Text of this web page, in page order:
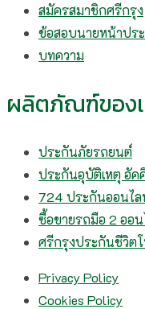
สมัครสมาชิกศรีกรุง
ข้อสอบนายหน้าปร
บทความ
ผลิตภัณฑ์ของเ
ประกันภัยรถยนต์
ประกันอุบัติเหตุ อัค
724 ประกันออนไ
ซื้อขายรถมือ 2 ออ
ศรีกรุงประกันชีวิต
Privacy Policy
Cookies Policy